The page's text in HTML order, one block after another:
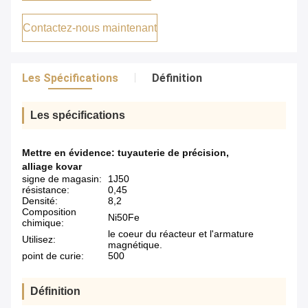
Contactez-nous maintenant
Les Spécifications Définition
Les spécifications
Mettre en évidence: tuyauterie de précision,
alliage kovar
signe de magasin:
1J50
résistance:
0,45
Densité:
8,2
Composition
chimique:
Ni50Fe
Utilisez:
le coeur du réacteur et l'armature
magnétique.
point de curie:
500
Définition